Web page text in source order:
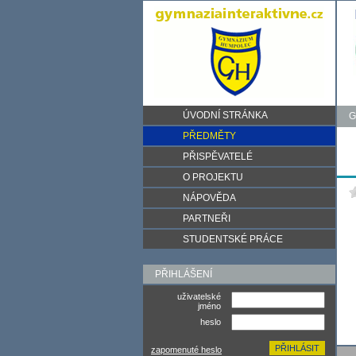
ÚVODNÍ STRÁNKA
PŘEDMĚTY
PŘISPĚVATELÉ
O PROJEKTU
NÁPOVĚDA
PARTNEŘI
STUDENTSKÉ PRÁCE
PŘIHLÁŠENÍ
uživatelské
jméno
heslo
zapomenuté heslo